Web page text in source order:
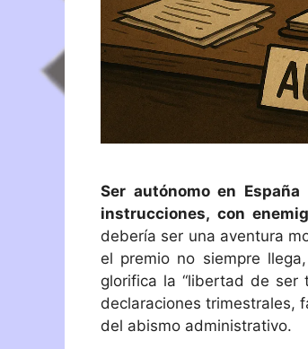
Ser autónomo en
instrucciones, con
debería ser una aventura
el premio no siempre
glorifica la “libertad de ser
declaraciones trimestrales,
del abismo administrativo.